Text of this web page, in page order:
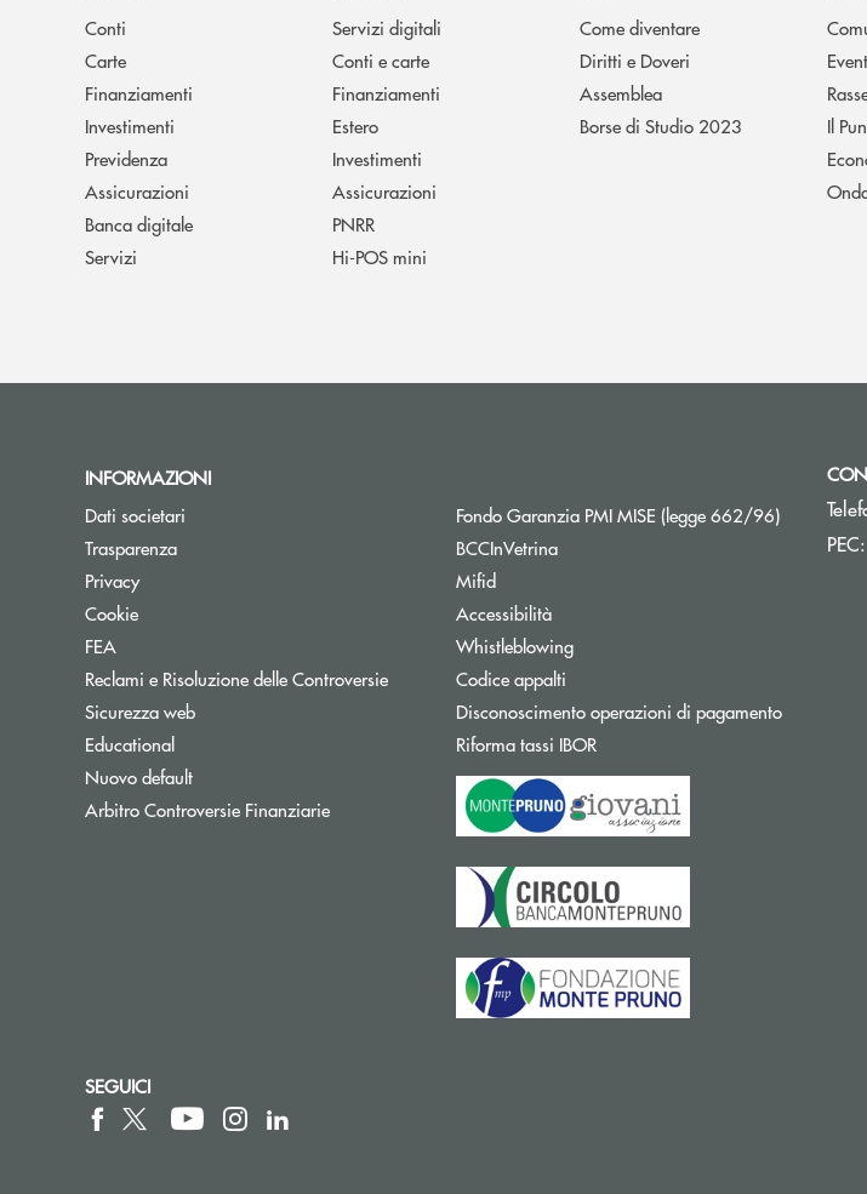
Conti
Carte
Finanziamenti
Investimenti
Previdenza
Assicurazioni
Banca digitale
Servizi
Servizi digitali
Conti e carte
Finanziamenti
Estero
Investimenti
Assicurazioni
PNRR
Hi-POS mini
Come diventare
Diritti e Doveri
Assemblea
Borse di Studio 2023
Il
INFORMAZIONI
Dati societari
Trasparenza
Privacy
Cookie
FEA
Reclami e Risoluzione delle Controversie
Sicurezza web
Educational
Nuovo default
Arbitro Controversie FinanziarieApre una nuova finestra
Fondo Garanzia PMI MISE (legge 662/96)Apre una
BCCInVetrina
Mifid
Accessibilità
Whistleblowing
Codice appalti
Disconoscimento operazioni di pagamento
Riforma tassi IBORApre una nuova finestra
PEC:
SEGUICI